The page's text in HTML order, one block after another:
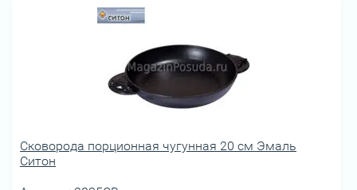
Сковорода порционная чугунная 20 см Эмаль
Ситон